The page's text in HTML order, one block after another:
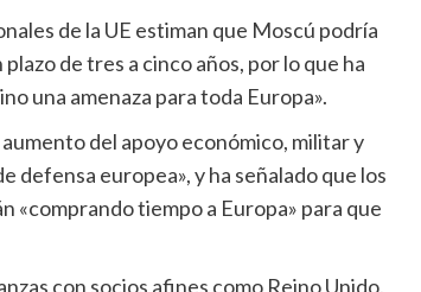
de tres a cinco años, por lo que ha
una amenaza para toda Europa».
defensa europea», y ha señalado que los
«comprando tiempo a Europa» para que